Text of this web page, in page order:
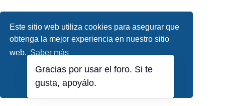
Este sitio web utiliza cookies para asegurar que
obtenga la mejor experiencia en nuestro sitio
web. Saber más
¡Lo entiendo!
Gracias por usar el foro. Si te
gusta, apoyálo.